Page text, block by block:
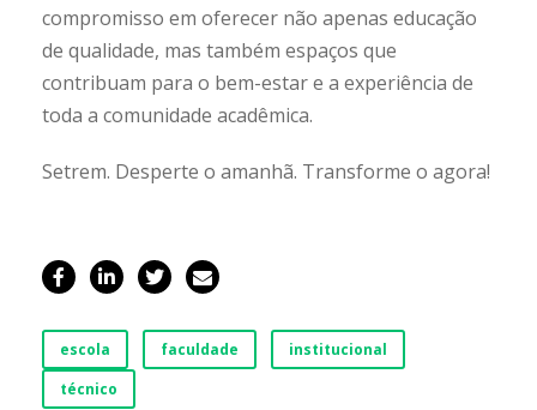
compromisso em oferecer não apenas educação
de qualidade, mas também espaços que
contribuam para o bem-estar e a experiência de
toda a comunidade acadêmica.
Setrem. Desperte o amanhã. Transforme o agora!
escola faculdade
institucional
técnico